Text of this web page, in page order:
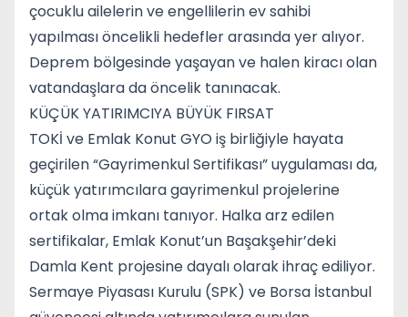
çocuklu ailelerin ve engellilerin ev sahibi
yapılması öncelikli hedefler arasında yer alıyor.
Deprem bölgesinde yaşayan ve halen kiracı olan
vatandaşlara da öncelik tanınacak.
KÜÇÜK YATIRIMCIYA BÜYÜK FIRSAT
TOKİ ve Emlak Konut GYO iş birliğiyle hayata
geçirilen “Gayrimenkul Sertifikası” uygulaması da,
küçük yatırımcılara gayrimenkul projelerine
ortak olma imkanı tanıyor. Halka arz edilen
sertifikalar, Emlak Konut’un Başakşehir’deki
Damla Kent projesine dayalı olarak ihraç ediliyor.
Sermaye Piyasası Kurulu (SPK) ve Borsa İstanbul